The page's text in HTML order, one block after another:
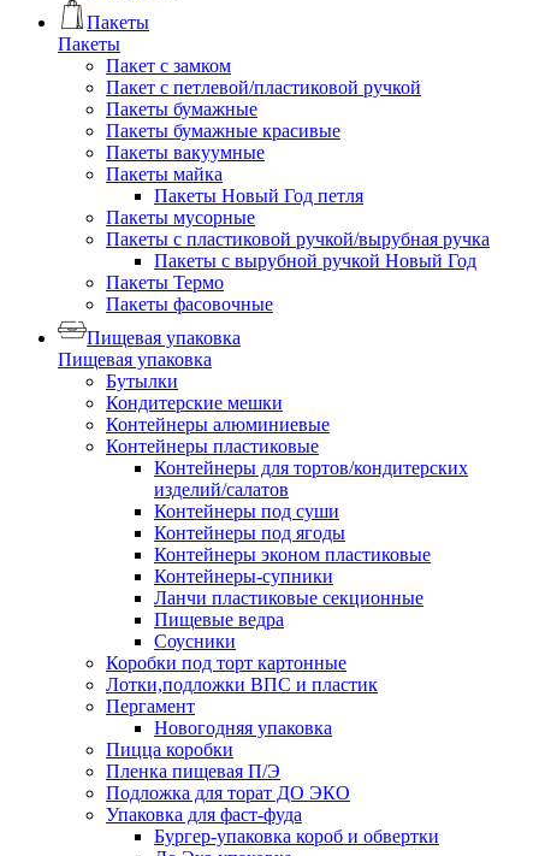
Пакеты
Пакеты
Пакет с замком
Пакет с петлевой/пластиковой ручкой
Пакеты бумажные
Пакеты бумажные красивые
Пакеты вакуумные
Пакеты майка
Пакеты Новый Год петля
Пакеты мусорные
Пакеты с пластиковой ручкой/вырубная ручка
Пакеты с вырубной ручкой Новый Год
Пакеты Термо
Пакеты фасовочные
Пищевая упаковка
Пищевая упаковка
Бутылки
Кондитерские мешки
Контейнеры алюминиевые
Контейнеры пластиковые
Контейнеры для тортов/кондитерских
изделий/салатов
Контейнеры под суши
Контейнеры под ягоды
Контейнеры эконом пластиковые
Контейнеры-супники
Ланчи пластиковые секционные
Пищевые ведра
Соусники
Коробки под торт картонные
Лотки,подложки ВПС и пластик
Пергамент
Новогодняя упаковка
Пицца коробки
Пленка пищевая П/Э
Подложка для торат ДО ЭКО
Упаковка для фаст-фуда
Бургер-упаковка короб и обвертки